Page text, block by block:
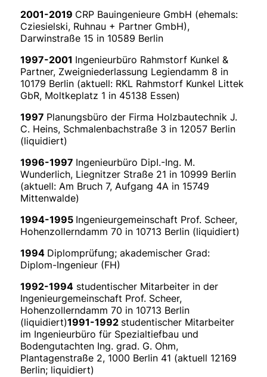
2001-2019 CRP Bauingenieure GmbH (ehemals:
Cziesielski, Ruhnau + Partner GmbH),
Darwinstraße 15 in 10589 Berlin
1997-2001 Ingenieurbüro Rahmstorf Kunkel &
Partner, Zweigniederlassung Legiendamm 8 in
10179 Berlin (aktuell: RKL Rahmstorf Kunkel Littek
GbR, Moltkeplatz 1 in 45138 Essen)
1997 Planungsbüro der Firma Holzbautechnik J.
C. Heins, Schmalenbachstraße 3 in 12057 Berlin
(liquidiert)
1996-1997 Ingenieurbüro DipI.-Ing. M.
Wunderlich, Liegnitzer Straße 21 in 10999 Berlin
(aktuell: Am Bruch 7, Aufgang 4A in 15749
Mittenwalde)
1994-1995 Ingenieurgemeinschaft Prof. Scheer,
Hohenzollerndamm 70 in 10713 Berlin (liquidiert)
1994 Diplomprüfung; akademischer Grad:
Diplom-Ingenieur (FH)
1992-1994studentischer Mitarbeiter in der
Ingenieurgemeinschaft Prof. Scheer,
Hohenzollerndamm 70 in 10713 Berlin
(liquidiert)1991-1992 studentischer Mitarbeiter
im Ingenieurbüro für Spezialtiefbau und
Bodengutachten Ing. grad. G. Ohm,
Plantagenstraße 2, 1000 Berlin 41 (aktuell 12169
Berlin; liquidiert)